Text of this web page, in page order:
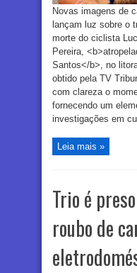
Novas imagens de
lançam luz sobre o
morte do ciclista
Pereira,
Santos</b>, no
obtido pela TV
com clareza o
fornecendo um
investigações em
Leia mais »
Trio é
roubo de